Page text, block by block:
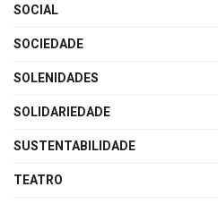
SOCIAL
SOCIEDADE
SOLENIDADES
SOLIDARIEDADE
SUSTENTABILIDADE
TEATRO